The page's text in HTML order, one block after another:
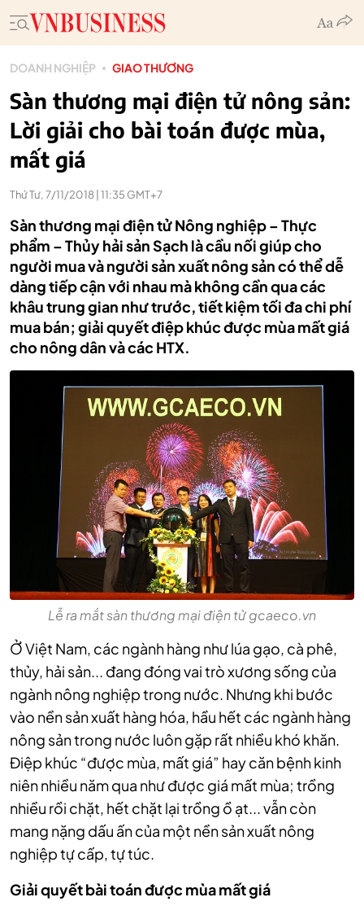
DOANH NGHIỆP GIAO THƯƠNG
Sàn thương mại điện tử nông sản:
Lời giải cho bài toán được mùa,
mất giá
Thứ Tư, 7/11/2018 | 11:35 GMT+7
Sàn thương mại điện tử Nông nghiệp – Thực
phẩm – Thủy hải sản Sạch là cầu nối giúp cho
người mua và người sản xuất nông sản có thể dễ
dàng tiếp cận với nhau mà không cần qua các
khâu trung gian như trước, tiết kiệm tối đa chi phí
mua bán; giải quyết điệp khúc được mùa mất giá
cho nông dân và các HTX.
Lễ ra mắt sàn thương mại điện tử gcaeco.vn
Ở Việt Nam, các ngành hàng như lúa gạo, cà phê,
thủy, hải sản... đang đóng vai trò xương sống của
ngành nông nghiệp trong nước. Nhưng khi bước
vào nền sản xuất hàng hóa, hầu hết các ngành hàng
nông sản trong nước luôn gặp rất nhiều khó khăn.
Điệp khúc “được mùa, mất giá” hay căn bệnh kinh
niên nhiều năm qua như được giá mất mùa; trồng
nhiều rồi chặt, hết chặt lại trồng ồ ạt... vẫn còn
mang nặng dấu ấn của một nền sản xuất nông
nghiệp tự cấp, tự túc.
Giải quyết bài toán được mùa mất giá